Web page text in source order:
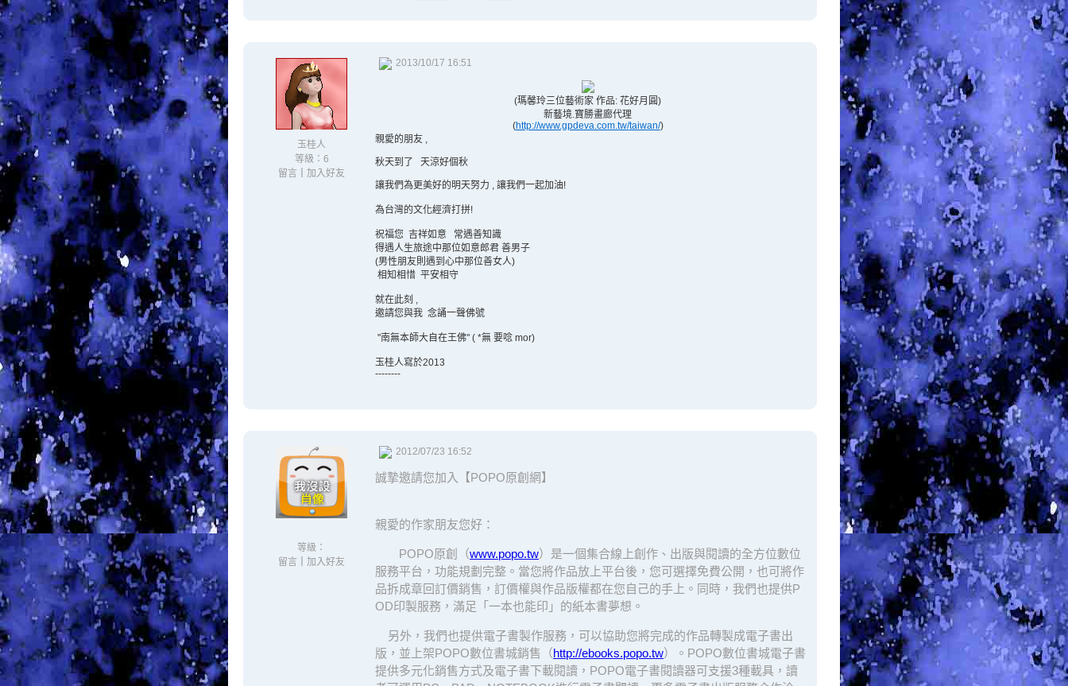
玉桂人
等級：6
留言
加入好友
2013/10/17 16:51
(瑪馨玲三位藝術家 作品: 花好月圓)
新藝境.寶勝畫廊代理
(http://www.gpdeva.com.tw/taiwan/)
親愛的朋友 ,
秋天到了 天涼好個秋
讓我們為更美好的明天努力 , 讓我們一起加油!
為台灣的文化經濟打拼!
祝福您 吉祥如意 常遇善知識
得遇人生旅途中那位如意郎君 善男子
(男性朋友則遇到心中那位善女人)
相知相惜 平安相守
就在此刻 ,
邀請您與我 念誦一聲佛號
"南無本師大自在王佛" ( *無 要唸 mor)
玉桂人寫於2013
--------
等級：
留言
加入好友
2012/07/23 16:52
誠摯邀請您加入【POPO原創網】
親愛的作家朋友您好：
POPO原創（www.popo.tw）是一個集合線上創作、出版與閱讀的全方位數位
服務平台，功能規劃完整。當您將作品放上平台後，您可選擇免費公開，也可將作
品拆成章回訂價銷售，訂價權與作品版權都在您自己的手上。同時，我們也提供P
OD印製服務，滿足「一本也能印」的紙本書夢想。
另外，我們也提供電子書製作服務，可以協助您將完成的作品轉製成電子書出
版，並上架POPO數位書城銷售（http://ebooks.popo.tw）。POPO數位書城電子書
提供多元化銷售方式及電子書下載閱讀，POPO電子書閱讀器可支援3種載具，讀